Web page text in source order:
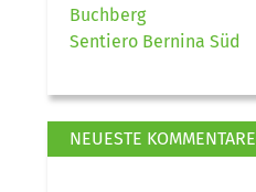
Buchberg
Sentiero Bernina Süd
NEUESTE KOMMENTARE